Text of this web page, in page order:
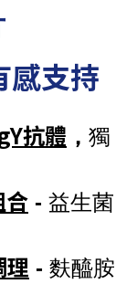
感支持
抗體 ， 獨
合 - 益生菌
理 - 麩醯胺